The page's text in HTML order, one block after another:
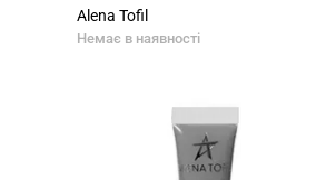
Alena Tofil
Немає в наявності